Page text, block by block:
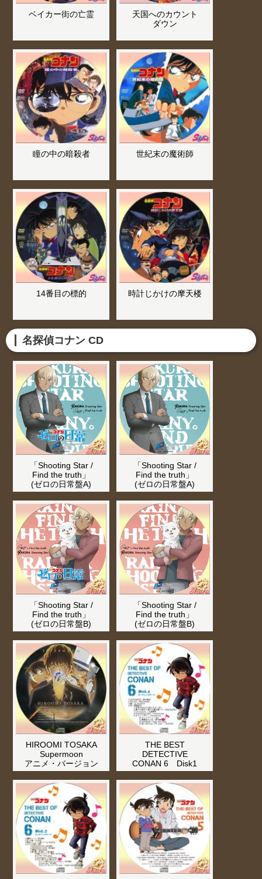
ベイカー街の亡霊
天国へのカウント
ダウン
瞳の中の暗殺者 世紀末の魔術師
14番目の標的 時計じかけの摩天楼
名探偵コナン CD
「Shooting Star /
Find the truth」
(ゼロの日常盤A)
「Shooting Star /
Find the truth」
(ゼロの日常盤A)
「Shooting Star /
Find the truth」
(ゼロの日常盤B)
「Shooting Star /
Find the truth」
(ゼロの日常盤B)
HIROOMI TOSAKA
Supermoon
アニメ・バージョン
THE BEST
DETECTIVE
CONAN 6 Disk1